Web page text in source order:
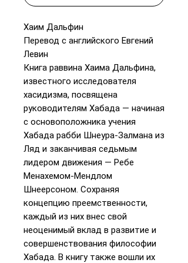
Хаим Дальфин
Перевод с английского Евгений
Левин
Книга раввина Хаима Дальфина,
известного исследователя
хасидизма, посвящена
руководителям Хабада — начиная
с основоположника учения
Хабада рабби Шнеура-­Залмана из
Ляд и заканчивая седьмым
лидером движения — Ребе
Менахемом-­Мендлом
Шнеерсоном. Сохраняя
концепцию преемственности,
каждый из них внес свой
неоценимый вклад в развитие и
совершенствования философии
Хабада. В книгу также вошли их